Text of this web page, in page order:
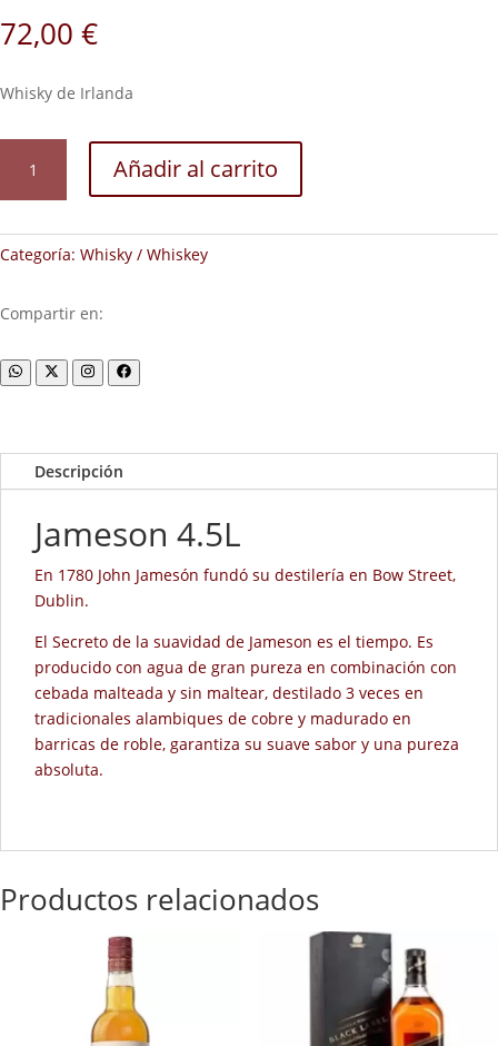
72,00 €
Whisky de Irlanda
cantidad
Añadir al carrito
Categoría: Whisky / Whiskey
Compartir en:
Descripción
Jameson 4.5L
En 1780 John Jamesón fundó su destilería en Bow Street,
Dublin.
El Secreto de la suavidad de Jameson es el tiempo. Es
producido con agua de gran pureza en combinación con
cebada malteada y sin maltear, destilado 3 veces en
tradicionales alambiques de cobre y madurado en
barricas de roble, garantiza su suave sabor y una pureza
absoluta.
Productos relacionados